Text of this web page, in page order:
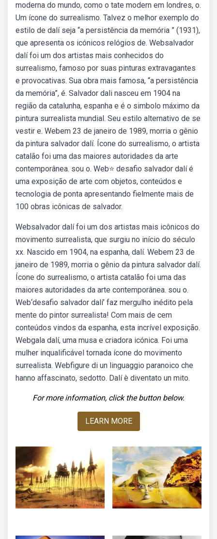
moderna do mundo, como o tate modern em londres, o.
Um ícone do surrealismo. Talvez o melhor exemplo do
estilo de dalí seja “a persistência da memória ” (1931),
que apresenta os icónicos relógios de. Websalvador
dalí foi um dos artistas mais conhecidos do
surrealismo, famoso por suas pinturas extravagantes
e provocativas. Sua obra mais famosa, “a persistência
da memória”, é. Salvador dali nasceu em 1904 na
região da catalunha, espanha e é o simbolo máximo da
pintura surrealista mundial. Seu estilo alternativo de se
vestir e. Webem 23 de janeiro de 1989, morria o gênio
da pintura salvador dalí. Ícone do surrealismo, o artista
catalão foi uma das maiores autoridades da arte
contemporânea. sou o. Web⭐️ desafio salvador dalí é
uma exposição de arte com objetos, conteúdos e
tecnologia de ponta apresentando fielmente mais de
100 obras icônicas de salvador.
Websalvador dalí foi um dos artistas mais icônicos do
movimento surrealista, que surgiu no início do século
xx. Nascido em 1904, na espanha, dalí. Webem 23 de
janeiro de 1989, morria o gênio da pintura salvador dalí.
Ícone do surrealismo, o artista catalão foi uma das
maiores autoridades da arte contemporânea. sou o.
Web‘desafio salvador dalí’ faz mergulho inédito pela
mente do pintor surrealista! Com mais de cem
conteúdos vindos da espanha, esta incrível exposição.
Webgala dalí, uma musa e criadora icónica. Foi uma
mulher inqualificável tornada ícone do movimento
surrealista. Webfigure di un linguaggio paranoico che
hanno affascinato, sedotto. Dalí è diventato un mito.
For more information, click the button below.
LEARN MORE